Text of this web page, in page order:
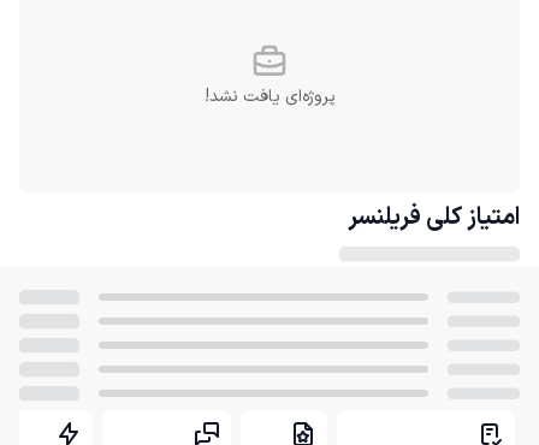
پروژه‌ای یافت نشد!
امتیاز کلی فریلنسر